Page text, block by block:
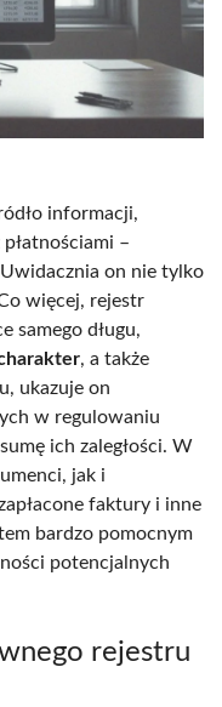
informacji,
–
on nie tylko
więcej, rejestr
samego długu,
, a także
ukazuje on
w regulowaniu
ich zaległości. W
jak i
faktury i inne
bardzo pomocnym
potencjalnych
rejestru